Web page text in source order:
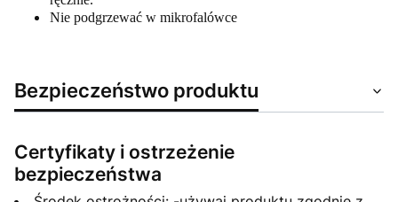
Nie podgrzewać w mikrofalówce
Bezpieczeństwo produktu
Certyfikaty i ostrzeżenie
bezpieczeństwa